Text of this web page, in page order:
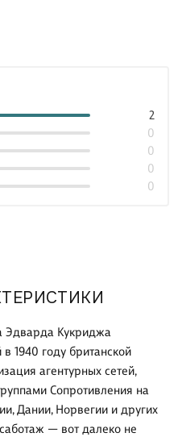
Эдварда Кукриджа
1940 году британской
агентурных сетей,
Сопротивления на
Дании, Норвегии и других
— вот далеко не
0
0
0
0
2